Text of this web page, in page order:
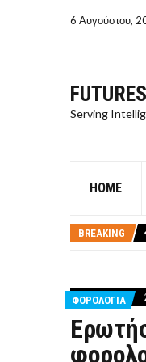
6 Αυγούστου,
Serving
HOME
BREAKING
ΦΟΡΟΛΟΓΙΑ